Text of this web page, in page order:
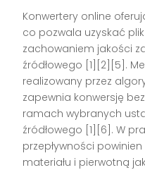
Konwertery online
co pozwala uzyskać
zachowaniem jakości
źródłowego [1][2][5].
realizowany przez
zapewnia konwersję
ramach wybranych
źródłowego [1][6]. W
przepływności
materiału i pierwotną